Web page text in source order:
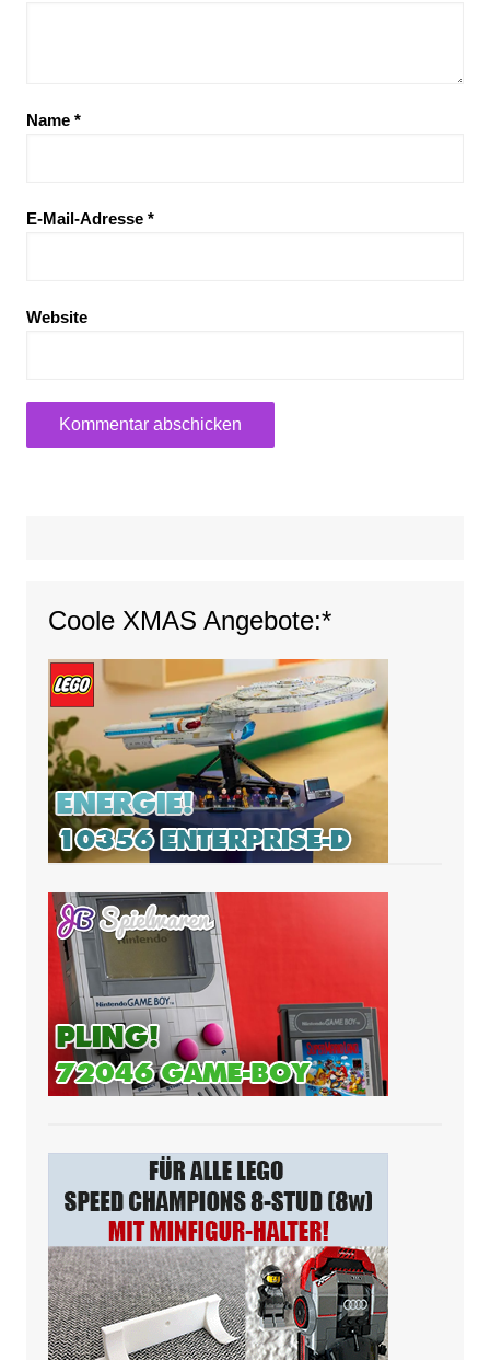
Name *
E-Mail-Adresse *
Website
Coole XMAS Angebote:*